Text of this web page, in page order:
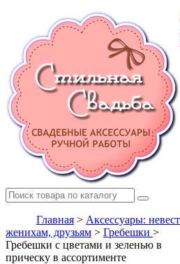
Главная > Аксессуары:
женихам, друзьям > Гребешки >
Гребешки с цветами и зеленью в
прическу в ассортименте